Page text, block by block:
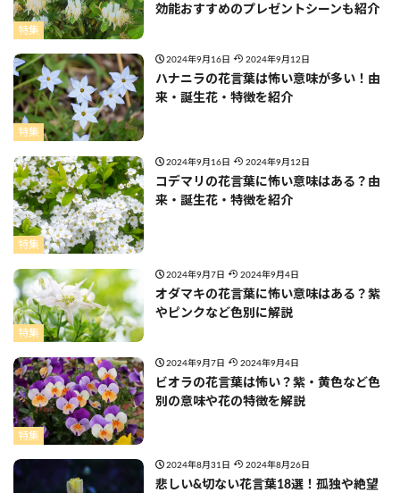
特集
効能おすすめのプレゼントシーンも紹介
特集
2024年9月16日 2024年9月12日
ハナニラの花言葉は怖い意味が多い！由
来・誕生花・特徴を紹介
特集
2024年9月16日 2024年9月12日
コデマリの花言葉に怖い意味はある？由
来・誕生花・特徴を紹介
特集
2024年9月7日 2024年9月4日
オダマキの花言葉に怖い意味はある？紫
やピンクなど色別に解説
特集
2024年9月7日 2024年9月4日
ビオラの花言葉は怖い？紫・黄色など色
別の意味や花の特徴を解説
2024年8月31日 2024年8月26日
悲しい&切ない花言葉18選！孤独や絶望